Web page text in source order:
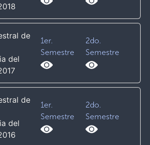
de
del
1er.
Semestre
2do.
Semestre
de
del
1er.
Semestre
2do.
Semestre